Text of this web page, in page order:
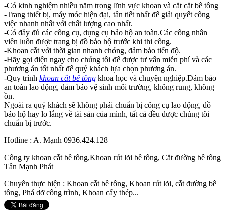
-Có kinh nghiệm nhiều năm trong lĩnh vực khoan và cắt cắt bê tông
-Trang thiết bị, máy móc hiện đại, tân tiết nhất để giải quyết công
việc nhanh nhất với chất lượng cao nhất.
-Có đầy đủ các công cụ, dụng cụ bảo hộ an toàn.Các công nhân
viên luôn được trang bị đồ bảo hộ trước khi thi công.
-Khoan cắt với thời gian nhanh chóng, đảm bảo tiến độ.
-Hãy gọi điện ngay cho chúng tôi để được tư vấn miễn phí và các
phương án tốt nhất để quý khách lựa chọn phương án.
-Quy trình khoan cắt bê tông khoa học và chuyện nghiệp.Đảm bảo
an toàn lao động, đảm bảo vệ sinh môi trường, không rung, không
ồn.
Ngoài ra quý khách sẽ không phải chuẩn bị công cụ lao động, đồ
bảo hộ hay lo lắng về tài sản của mình, tất cả đều được chúng tôi
chuẩn bị trước.
Hotline : A. Mạnh 0936.424.128
Công ty khoan cắt bê tông,Khoan rút lõi bê tông, Cắt đường bê tông
Tân Mạnh Phát
Chuyên thực hiện : Khoan cắt bê tông, Khoan rút lõi, cắt đường bê
tông, Phá dỡ công trình, Khoan cấy thép...